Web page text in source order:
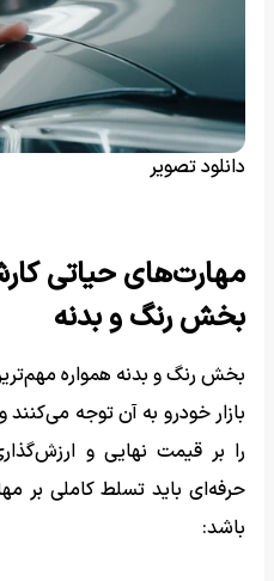
دانلود تصویر
مهارت‌های حیاتی
بخش رنگ و بدنه
بخش رنگ و بدنه همواره
بازار خودرو به آن توجه
را بر قیمت نهایی و
حرفه‌ای باید تسلط کاملی بر
باشد: